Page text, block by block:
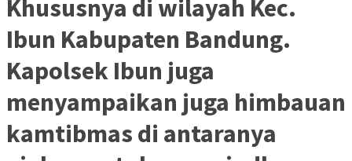
Khususnya di wilayah Kec.
Ibun Kabupaten Bandung.
Kapolsek Ibun juga
menyampaikan juga himbauan
kamtibmas di antaranya